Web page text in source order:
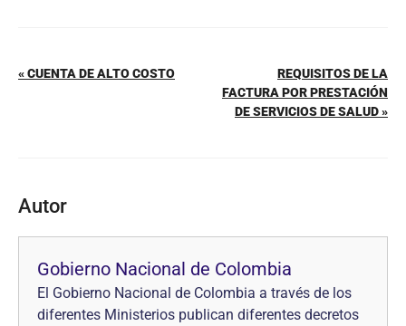
« CUENTA DE ALTO COSTO
REQUISITOS DE LA
FACTURA POR PRESTACIÓN
DE SERVICIOS DE SALUD »
Autor
Gobierno Nacional de Colombia
El Gobierno Nacional de Colombia a través de los
diferentes Ministerios publican diferentes decretos